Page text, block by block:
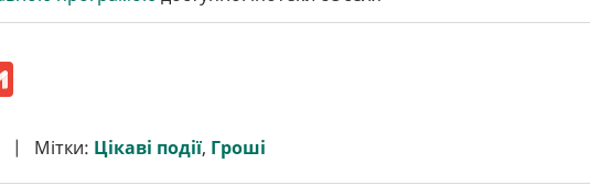
l Мітки: Цікаві події, Гроші